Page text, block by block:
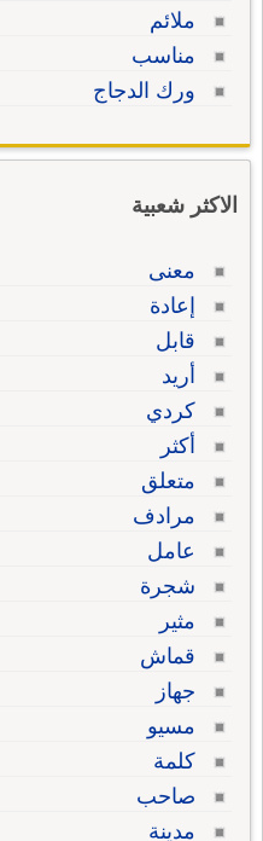
ملائم
مناسب
ورك الدجاج
الاكثر شعبية
معنى
إعادة
قابل
أريد
كردي
أكثر
متعلق
مرادف
عامل
شجرة
مثير
قماش
جهاز
مسيو
كلمة
صاحب
مدينة